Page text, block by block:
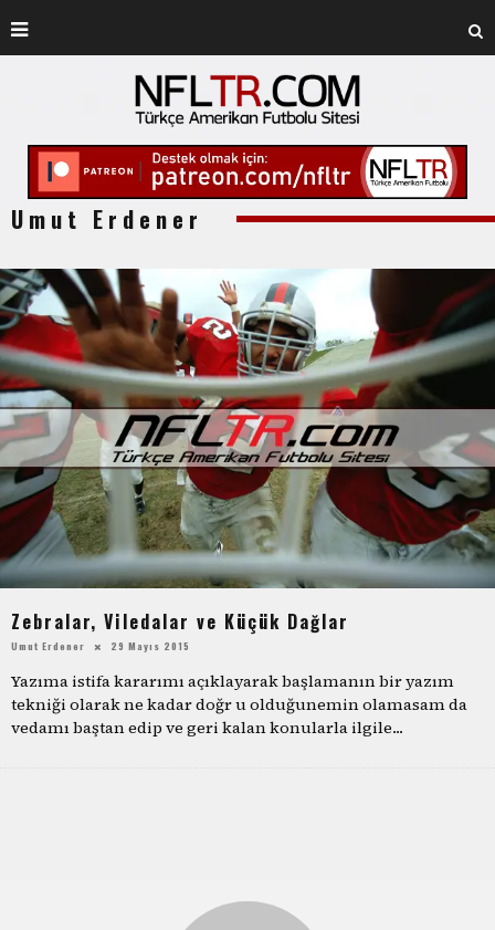
Umut Erdener
Zebralar, Viledalar ve Küçük Dağlar
Umut Erdener 29 Mayıs 2015
Yazıma istifa kararımı açıklayarak başlamanın bir yazım
tekniği olarak ne kadar doğr u olduğunemin olamasam da
vedamı baştan edip ve geri kalan konularla ilgile...